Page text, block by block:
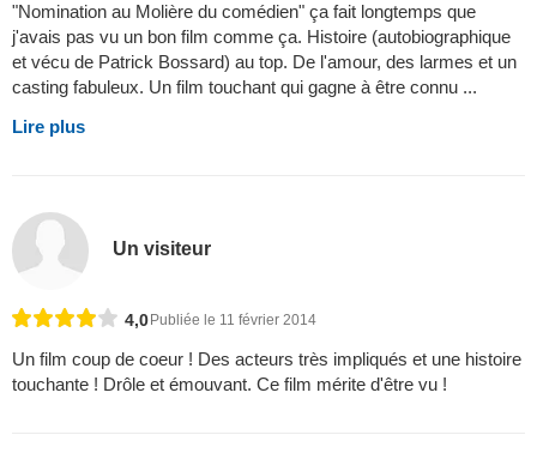
"Nomination au Molière du comédien" ça fait longtemps que
j'avais pas vu un bon film comme ça. Histoire (autobiographique
et vécu de Patrick Bossard) au top. De l'amour, des larmes et un
casting fabuleux. Un film touchant qui gagne à être connu ...
Lire plus
Un visiteur
4,0Publiée le 11 février 2014
Un film coup de coeur ! Des acteurs très impliqués et une histoire
touchante ! Drôle et émouvant. Ce film mérite d'être vu !